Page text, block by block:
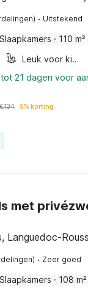
· Uitstekend
· 110
Leuk voor kinderen
21 dagen voor
€134 5% korting
met
Languedoc-
· Zeer goed
· 108